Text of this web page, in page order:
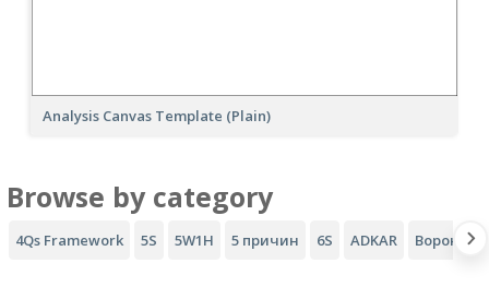
Analysis Canvas Template (Plain)
Browse by category
4Qs Framework 5S 5W1H 5 причин 6S ADKAR Воронка